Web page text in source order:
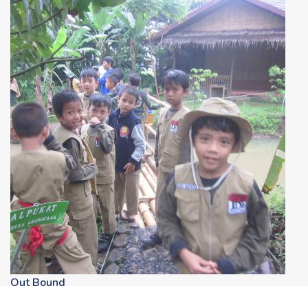
Out Bound